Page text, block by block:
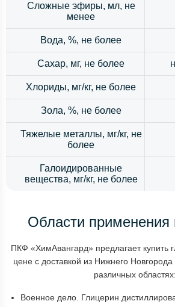
Сложные эфиры, мл, не
менее
Вода, %, не более
Сахар, мг, не более
Хлориды, мг/кг, не более
Зола, %, не более
Тяжелые металлы, мг/кг, не
более
Галоидированные
вещества, мг/кг, не более
Области применения
ПКФ «ХимАвангард» предлагает купить
цене с доставкой из Нижнего Новгорода
различных областях:
Военное дело. Глицерин